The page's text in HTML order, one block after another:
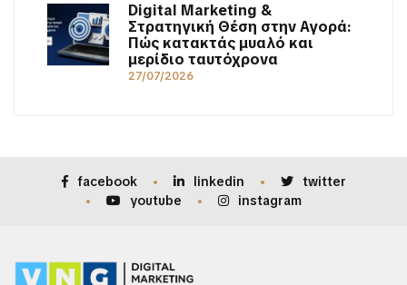
Digital Marketing &
Στρατηγική Θέση στην Αγορά:
Πώς κατακτάς μυαλό και
μερίδιο ταυτόχρονα
27/07/2026
facebook linkedin
twitter
youtube
instagram